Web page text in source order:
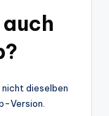
dieselben
Version.